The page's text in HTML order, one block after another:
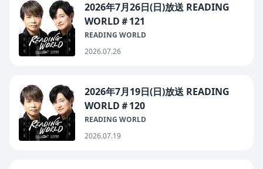
2026年7月26日(日)放送 READING
WORLD＃121
READING WORLD
2026.07.26
2026年7月19日(日)放送 READING
WORLD＃120
READING WORLD
2026.07.19